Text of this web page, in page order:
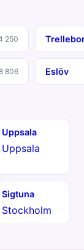
250
806 Eslöv
Uppsala
Uppsala
Sigtuna
Stockholm